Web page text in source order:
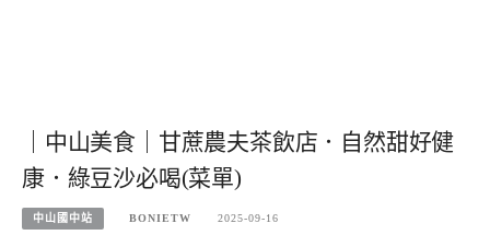
｜中山美食｜甘蔗農夫茶飲店．自然甜好健
康．綠豆沙必喝(菜單)
中山國中站 BONIETW 2025-09-16